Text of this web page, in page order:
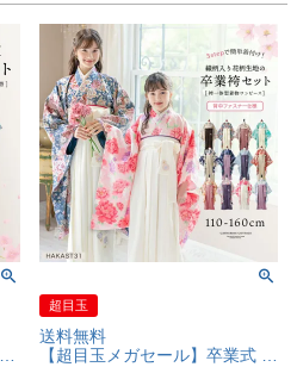
超目玉
送料無料
【超目玉メガセール】卒業式 卒園式 袴一体型着物ワンピース 花柄織入り花柄生地 着物 袴 簡単着付け 卒業袴 小学生 小学校卒業式 和装 水色 赤 青系 ピンク ミント ベージュ 白 キャサリンコテージ[110 120 130 140 150 160 cm] TAK